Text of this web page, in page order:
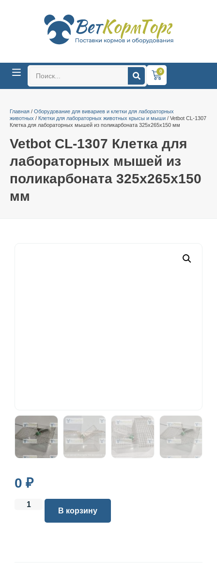
0
Главная / Оборудование для вивариев и клетки для лабораторных
животных / Клетки для лабораторных животных крысы и мыши / Vetbot CL-1307
Клетка для лабораторных мышей из поликарбоната 325х265х150 мм
Vetbot CL-1307 Клетка для
лабораторных мышей из
поликарбоната 325х265х150
мм
0 ₽
В корзину